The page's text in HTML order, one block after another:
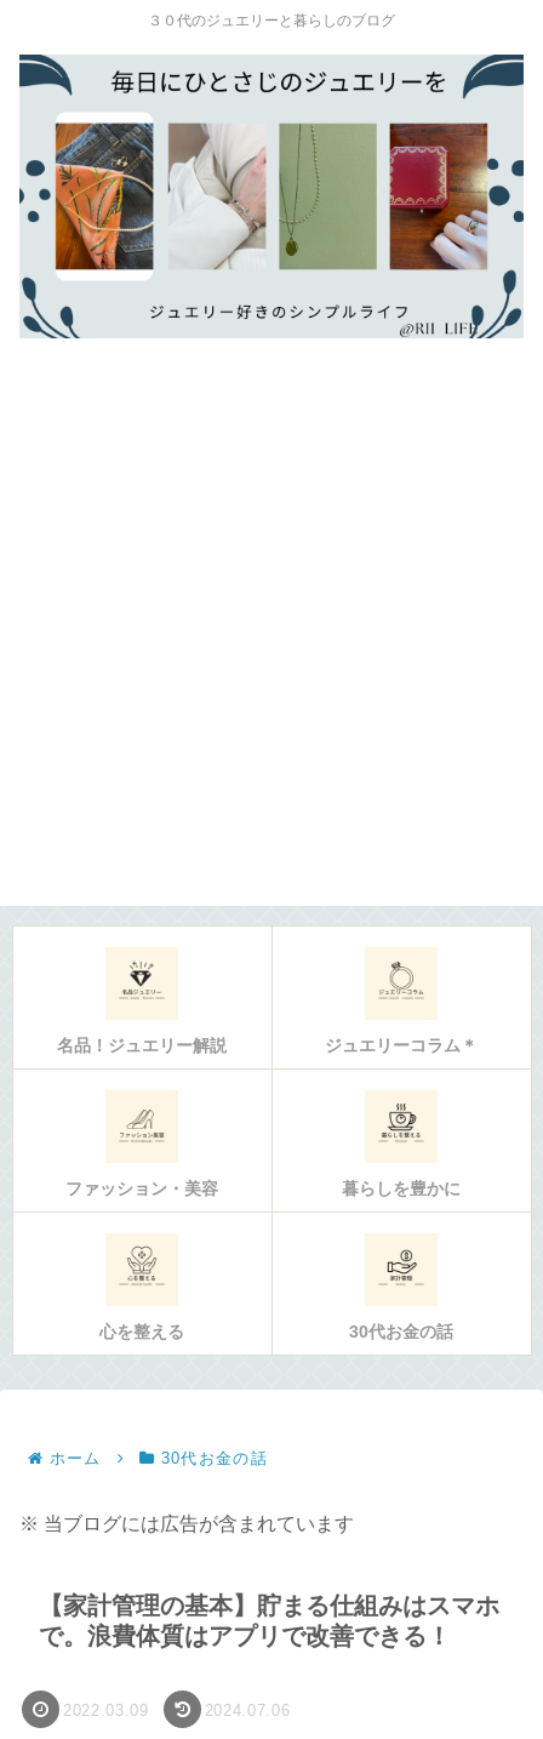
３０代のジュエリーと暮らしのブログ
名品！ジュエリー解説 ジュエリーコラム＊
ファッション・美容 暮らしを豊かに
心を整える 30代お金の話
ホーム 30代お金の話
※ 当ブログには広告が含まれています
【家計管理の基本】貯まる仕組みはスマホ
で。浪費体質はアプリで改善できる！
2022.03.09 2024.07.06